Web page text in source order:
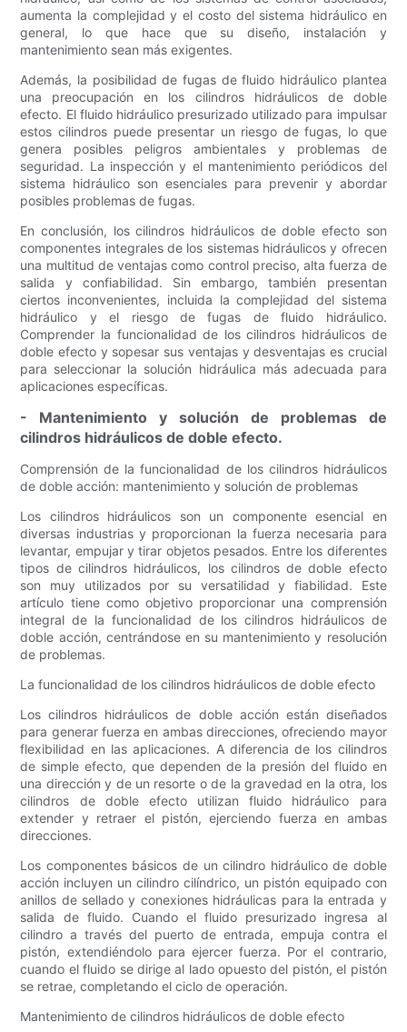
aumenta la complejidad y el costo del sistema hidráulico en
general, lo que hace que su diseño, instalación y
mantenimiento sean más exigentes.
Además, la posibilidad de fugas de fluido hidráulico plantea
una preocupación en los cilindros hidráulicos de doble
efecto. El fluido hidráulico presurizado utilizado para impulsar
estos cilindros puede presentar un riesgo de fugas, lo que
genera posibles peligros ambientales y problemas de
seguridad. La inspección y el mantenimiento periódicos del
sistema hidráulico son esenciales para prevenir y abordar
posibles problemas de fugas.
En conclusión, los cilindros hidráulicos de doble efecto son
componentes integrales de los sistemas hidráulicos y ofrecen
una multitud de ventajas como control preciso, alta fuerza de
salida y confiabilidad. Sin embargo, también presentan
ciertos inconvenientes, incluida la complejidad del sistema
hidráulico y el riesgo de fugas de fluido hidráulico.
Comprender la funcionalidad de los cilindros hidráulicos de
doble efecto y sopesar sus ventajas y desventajas es crucial
para seleccionar la solución hidráulica más adecuada para
aplicaciones específicas.
- Mantenimiento y solución de problemas de
cilindros hidráulicos de doble efecto.
Comprensión de la funcionalidad de los cilindros hidráulicos
de doble acción: mantenimiento y solución de problemas
Los cilindros hidráulicos son un componente esencial en
diversas industrias y proporcionan la fuerza necesaria para
levantar, empujar y tirar objetos pesados. Entre los diferentes
tipos de cilindros hidráulicos, los cilindros de doble efecto
son muy utilizados por su versatilidad y fiabilidad. Este
artículo tiene como objetivo proporcionar una comprensión
integral de la funcionalidad de los cilindros hidráulicos de
doble acción, centrándose en su mantenimiento y resolución
de problemas.
La funcionalidad de los cilindros hidráulicos de doble efecto
Los cilindros hidráulicos de doble acción están diseñados
para generar fuerza en ambas direcciones, ofreciendo mayor
flexibilidad en las aplicaciones. A diferencia de los cilindros
de simple efecto, que dependen de la presión del fluido en
una dirección y de un resorte o de la gravedad en la otra, los
cilindros de doble efecto utilizan fluido hidráulico para
extender y retraer el pistón, ejerciendo fuerza en ambas
direcciones.
Los componentes básicos de un cilindro hidráulico de doble
acción incluyen un cilindro cilíndrico, un pistón equipado con
anillos de sellado y conexiones hidráulicas para la entrada y
salida de fluido. Cuando el fluido presurizado ingresa al
cilindro a través del puerto de entrada, empuja contra el
pistón, extendiéndolo para ejercer fuerza. Por el contrario,
cuando el fluido se dirige al lado opuesto del pistón, el pistón
se retrae, completando el ciclo de operación.
Mantenimiento de cilindros hidráulicos de doble efecto